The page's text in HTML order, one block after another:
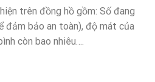
trên đồng hồ gồm: Số đang
đảm bảo an toàn), độ mát của
còn bao nhiêu….